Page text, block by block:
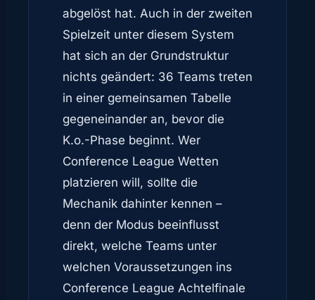
abgelöst hat. Auch in der zweiten
Spielzeit unter diesem System
hat sich an der Grundstruktur
nichts geändert: 36 Teams treten
in einer gemeinsamen Tabelle
gegeneinander an, bevor die
K.o.-Phase beginnt. Wer
Conference League Wetten
platzieren will, sollte die
Mechanik dahinter kennen –
denn der Modus beeinflusst
direkt, welche Teams unter
welchen Voraussetzungen ins
Conference League Achtelfinale